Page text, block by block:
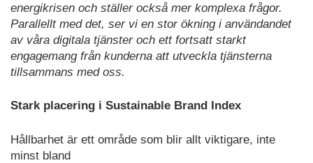
energikrisen och ställer också mer komplexa frågor.
Parallellt med det, ser vi en stor ökning i användandet
av våra digitala tjänster och ett fortsatt starkt
engagemang från kunderna att utveckla tjänsterna
tillsammans med oss.
Stark placering i Sustainable Brand Index
Hållbarhet är ett område som blir allt viktigare, inte
minst bland